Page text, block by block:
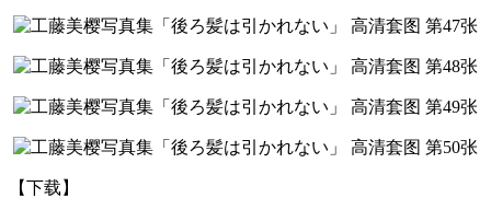
【下载】